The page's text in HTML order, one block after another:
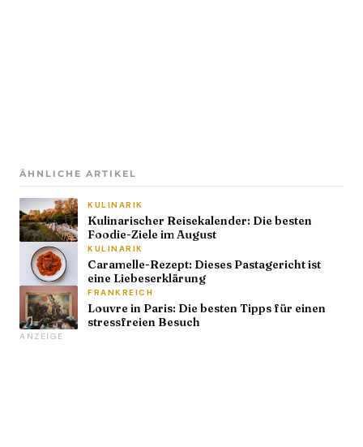
ÄHNLICHE ARTIKEL
KULINARIK
Kulinarischer Reisekalender: Die besten
Foodie-Ziele im August
KULINARIK
Caramelle-Rezept: Dieses Pastagericht ist
eine Liebeserklärung
FRANKREICH
Louvre in Paris: Die besten Tipps für einen
stressfreien Besuch
ANZEIGE